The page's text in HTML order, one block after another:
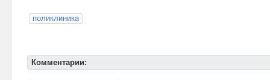
поликлиника
Комментарии: